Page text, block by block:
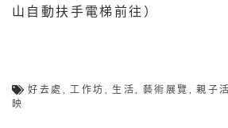
山自動扶手電梯前往）
好去處 工作坊 生活 ,藝術展覽 ,親子
映